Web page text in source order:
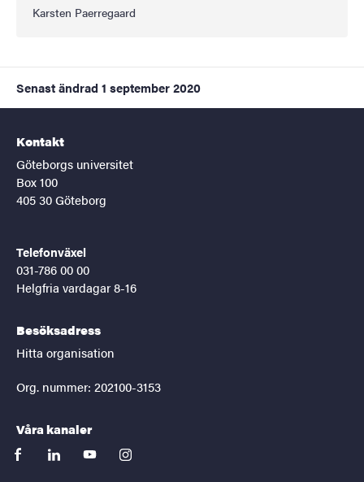
Karsten Paerregaard
Senast ändrad 1 september 2020
Kontakt
Göteborgs universitet
Box 100
405 30 Göteborg
Telefonväxel
031-786 00 00
Helgfria vardagar 8-16
Besöksadress
Hitta organisation
Org. nummer: 202100-3153
Våra kanaler
facebooklinkedinyoutubeinstagram